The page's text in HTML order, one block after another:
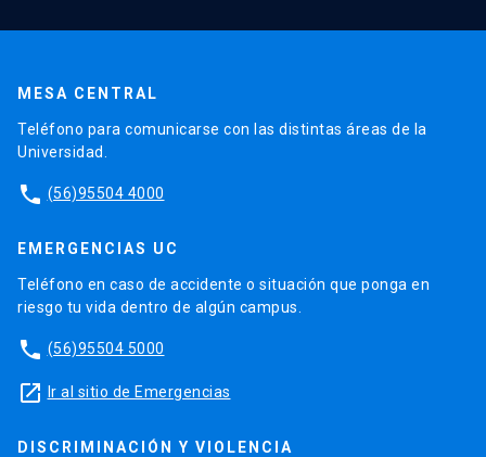
MESA CENTRAL
Teléfono para comunicarse con las distintas áreas de la
Universidad.
phone (56)95504 4000
EMERGENCIAS UC
Teléfono en caso de accidente o situación que ponga en
riesgo tu vida dentro de algún campus.
phone (56)95504 5000
launch Ir al sitio de Emergencias
DISCRIMINACIÓN Y VIOLENCIA